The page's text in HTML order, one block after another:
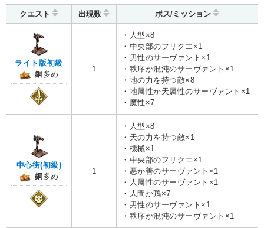
クエスト 出現数 ボス/ミッション
ライト版初級
銅 多め
1
・人型×8
・中央部のフリクエ×1
・男性のサーヴァント×1
・秩序か混沌のサーヴァント×1
・地の力を持つ敵×8
・地属性か天属性のサーヴァント×1
・魔性×7
中心街(初級)
銅 多め
1
・人型×8
・天の力を持つ敵×1
・機械×1
・中央部のフリクエ×1
・悪か善のサーヴァント×1
・人属性のサーヴァント×1
・人間か鶏×7
・男性のサーヴァント×1
・秩序か混沌のサーヴァント×1